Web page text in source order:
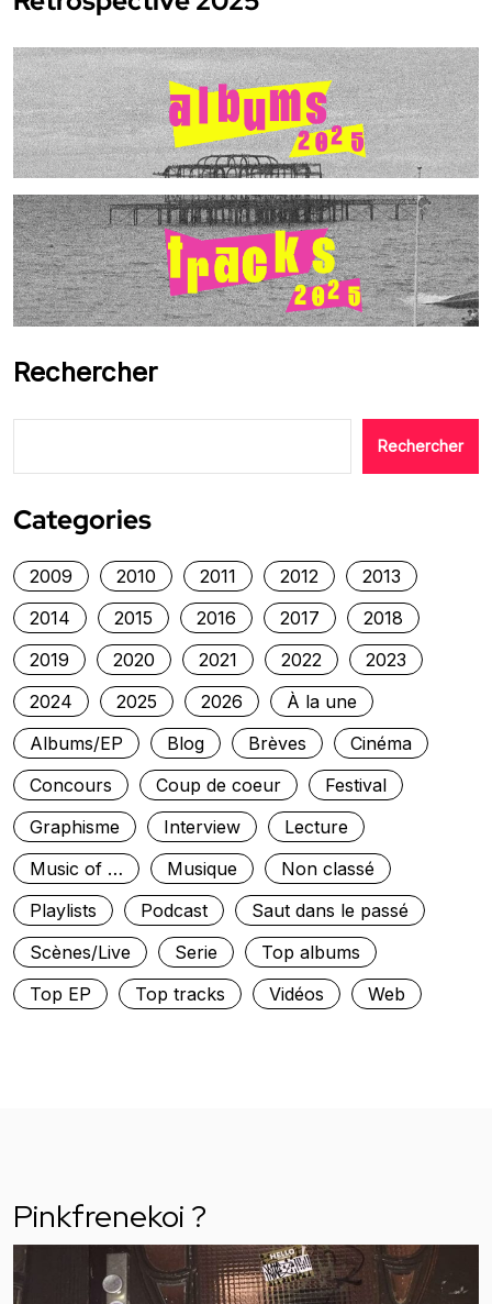
Rechercher
Rechercher
Categories
2009 2010 2011 2012
2013
2014
2015 2016 2017
2018
2019
2020 2021 2022
2023
2024
2025 2026
À la une
Albums/EP
Blog Brèves
Cinéma
Concours
Coup de coeur
Festival
Graphisme
Interview
Lecture
Music of …
Musique
Non classé
Playlists
Podcast
Saut dans le passé
Scènes/Live
Serie
Top albums
Top EP
Top tracks Vidéos Web
Pinkfrenekoi ?